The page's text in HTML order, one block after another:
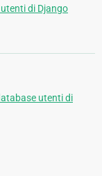
di Django
utenti di